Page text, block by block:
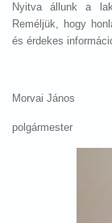
Nyitva állunk a
Reméljük, hogy
és érdekes
Morvai János
polgármester